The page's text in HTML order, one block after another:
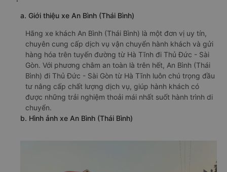
a. Giới thiệu xe An Bình (Thái Bình)
Hãng xe khách An Bình (Thái Bình) là một đơn vị uy tín,
chuyên cung cấp dịch vụ vận chuyển hành khách và gửi
hàng hóa trên tuyến đường từ Hà Tĩnh đi Thủ Đức - Sài
Gòn. Với phương châm an toàn là trên hết, An Bình (Thái
Bình) đi Thủ Đức - Sài Gòn từ Hà Tĩnh luôn chú trọng đầu
tư nâng cấp chất lượng dịch vụ, giúp hành khách có
được những trải nghiệm thoải mái nhất suốt hành trình di
chuyển.
b. Hình ảnh xe An Bình (Thái Bình)